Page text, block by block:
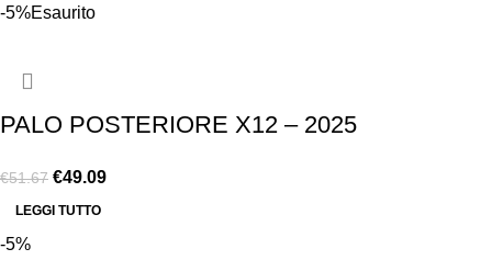
-5%Esaurito
PALO POSTERIORE X12 – 2025
€51.67 €49.09
LEGGI TUTTO
-5%